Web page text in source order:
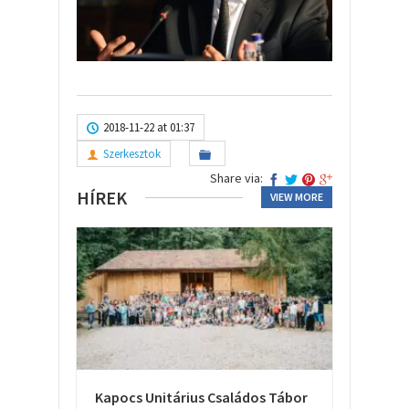
2018-11-22 at 01:37
Szerkesztok
Share via:
HÍREK VIEW MORE
Kapocs Unitárius Családos Tábor